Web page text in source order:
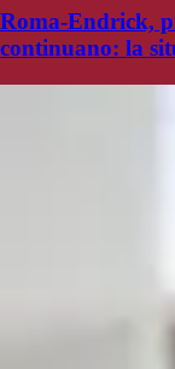
Roma-Endrick,
continuano: la